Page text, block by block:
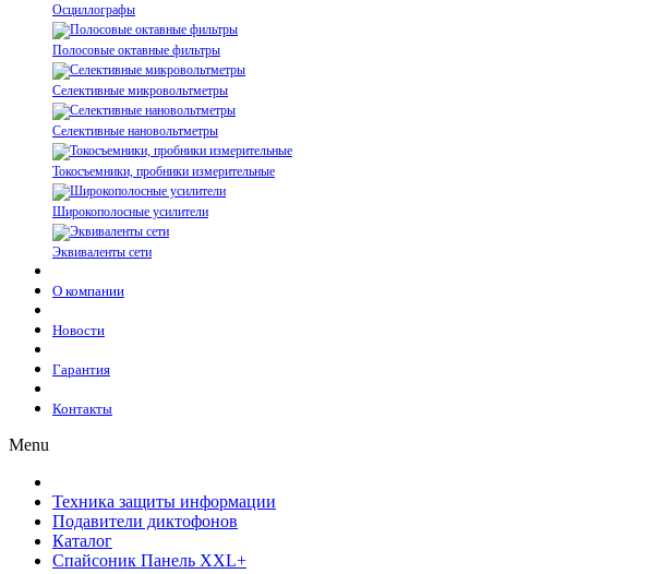
Осциллографы
Полосовые октавные фильтры
Селективные микровольтметры
Селективные нановольтметры
Токосъемники, пробники измерительные
Широкополосные усилители
Эквиваленты сети
О компании
Новости
Гарантия
Контакты
Menu
Техника защиты информации
Подавители диктофонов
Каталог
Спайсоник Панель XXL+